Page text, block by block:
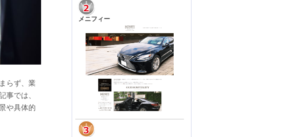
らず、業
事では、
や具体的
メニフィー